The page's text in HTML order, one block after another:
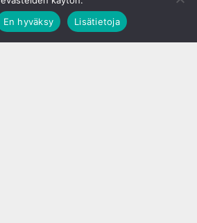
En hyväksy Lisätietoja